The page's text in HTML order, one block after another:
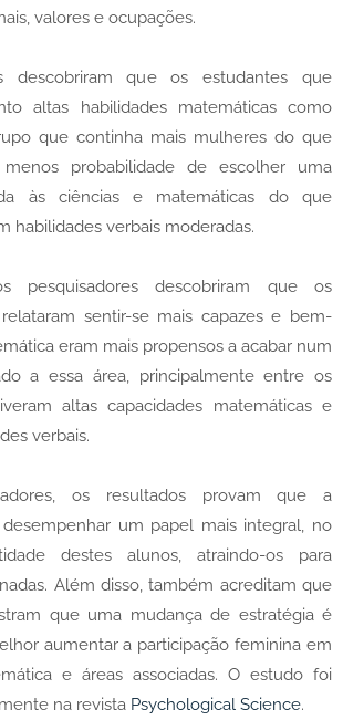
valores e ocupações.
descobriram que os estudantes que
altas habilidades matemáticas como
que continha mais mulheres do que
probabilidade de escolher uma
às ciências e matemáticas do que
habilidades verbais moderadas.
pesquisadores descobriram que os
sentir-se mais capazes e bem-
eram mais propensos a acabar num
a essa área, principalmente entre os
altas capacidades matemáticas e
verbais.
os resultados provam que a
um papel mais integral, no
destes alunos, atraindo-os para
Além disso, também acreditam que
que uma mudança de estratégia é
aumentar a participação feminina em
e áreas associadas. O estudo foi
na revista Psychological Science.